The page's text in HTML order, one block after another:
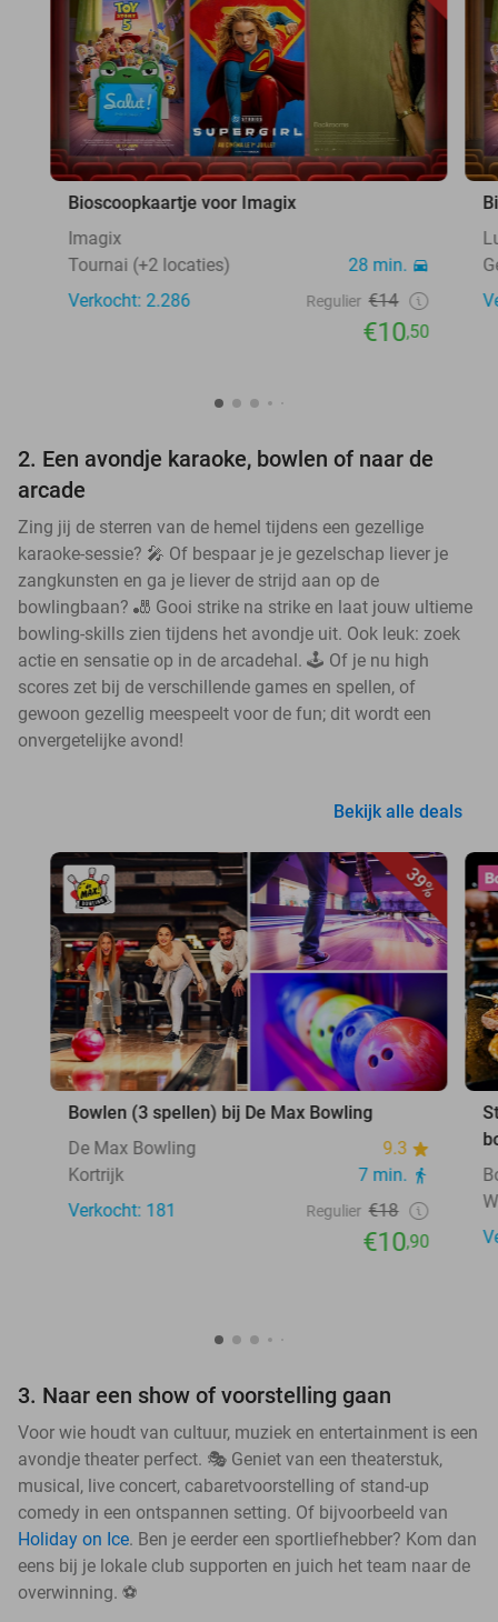
Bioscoopkaartje voor Imagix
Imagix
Tournai (+2 locaties)
28 min.
Verkocht: 2.286
Regulier €14
€10,50
2. Een avondje karaoke, bowlen of naar de
arcade
Zing jij de sterren van de hemel tijdens een gezellige
karaoke-sessie? 🎤 Of bespaar je je gezelschap liever je
zangkunsten en ga je liever de strijd aan op de
bowlingbaan? 🎳 Gooi strike na strike en laat jouw ultieme
bowling-skills zien tijdens het avondje uit. Ook leuk: zoek
actie en sensatie op in de arcadehal. 🕹️ Of je nu high
scores zet bij de verschillende games en spellen, of
gewoon gezellig meespeelt voor de fun; dit wordt een
onvergetelijke avond!
Bekijk alle deals
39%
Bowlen (3 spellen) bij De Max Bowling
De Max Bowling
9.3
Kortrijk
7 min.
Verkocht: 181
Regulier €18
€10,90
3. Naar een show of voorstelling gaan
Voor wie houdt van cultuur, muziek en entertainment is een
avondje theater perfect. 🎭 Geniet van een theaterstuk,
musical, live concert, cabaretvoorstelling of stand-up
comedy in een ontspannen setting. Of bijvoorbeeld van
Holiday on Ice. Ben je eerder een sportliefhebber? Kom dan
eens bij je lokale club supporten en juich het team naar de
overwinning. ⚽